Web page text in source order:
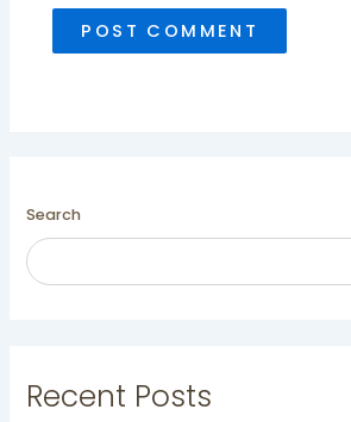
Search
Recent Posts